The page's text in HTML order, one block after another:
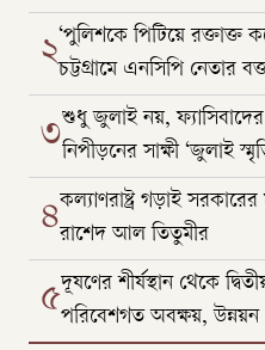
২‘পুলিশকে পিটিয়ে রক্তাক্ত
চট্টগ্রামে এনসিপি নেতার
৩শুধু জুলাই নয়,
নিপীড়নের সাক্ষী ‘জুলাই
৪কল্যাণরাষ্ট্র গড়াই
রাশেদ আল তিতুমীর
৫দূষণের শীর্ষস্থান থেকে
পরিবেশগত অবক্ষয়, উন্নয়ন